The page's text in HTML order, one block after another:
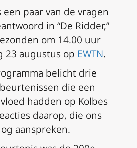
paar van de vragen
in “De Ridder,”
om 14.00 uur
23 augustus op EWTN.
belicht drie
die een
hadden op Kolbes
daarop, die ons
aanspreken.